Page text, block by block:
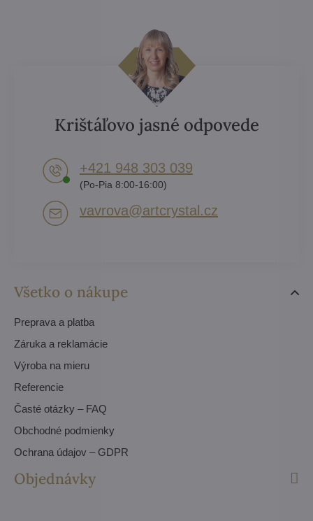
Všetko o nákupe
Preprava a platba
Záruka a reklamácie
Výroba na mieru
Referencie
Časté otázky – FAQ
Obchodné podmienky
Ochrana údajov – GDPR
Objednávky
Krištáľovo jasné odpovede
+421 948 303 039
(Po-Pia 8:00-16:00)
vavrova​@artcrystal​.cz